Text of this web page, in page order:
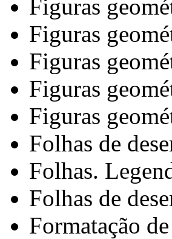
Figuras
Figuras
Figuras
Figuras
Figuras
Folhas de
Folhas.
Folhas de
Formatação